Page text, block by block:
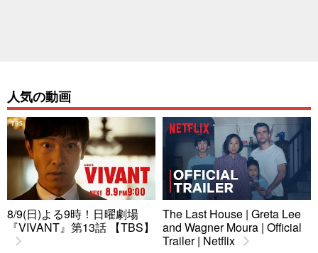
人気の動画
8/9(日)よる9時！日曜劇場
『VIVANT』第13話 【TBS】
The Last House | Greta Lee
and Wagner Moura | Official
Trailer | Netflix